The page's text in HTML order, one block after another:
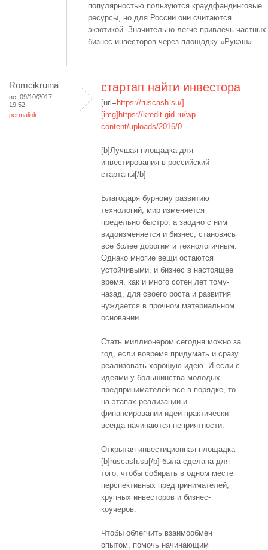
популярностью пользуются краудфандинговые
ресурсы, но для России они считаются
экзотикой. Значительно легче привлечь частных
бизнес-инвесторов через площадку «Рукэш».
Romcikruina
вс, 09/10/2017 -
19:52
permalink
стартап найти инвестора
[url= https://ruscash.su/]
[img]https://kredit-gid.ru/wp-
content/uploads/2016/0...
[b]Лучшая площадка для
инвестирования в российский
стартапы[/b]
Благодаря бурному развитию
технологий, мир изменяется
предельно быстро, а заодно с ним
видоизменяется и бизнес, становясь
все более дорогим и технологичным.
Однако многие вещи остаются
устойчивыми, и бизнес в настоящее
время, как и много сотен лет тому-
назад, для своего роста и развития
нуждается в прочном материальном
основании.
Стать миллионером сегодня можно за
год, если вовремя придумать и сразу
реализовать хорошую идею. И если с
идеями у большинства молодых
предпринимателей все в порядке, то
на этапах реализации и
финансировании идеи практически
всегда начинаются неприятности.
Открытая инвестиционная площадка
[b]ruscash.su[/b] была сделана для
того, чтобы собирать в одном месте
перспективных предпринимателей,
крупных инвесторов и бизнес-
коучеров.
Чтобы облегчить взаимообмен
опытом, помочь начинающим